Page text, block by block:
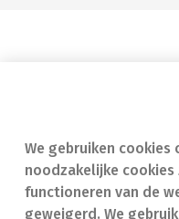
We gebruiken
noodzakelijke
functioneren van de
geweigerd. We
Vind een
Onze expertise